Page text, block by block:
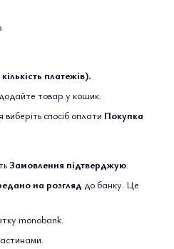
платежів).
товар у кошик.
спосіб оплати Покупка
Замовлення підтверджую
на розгляд до банку. Це
monobank.